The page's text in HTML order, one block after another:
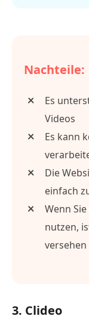
Nachteile:
Es
Videos
Es kann
Die
einfach
Wenn
nutzen,
versehen
3. Clideo